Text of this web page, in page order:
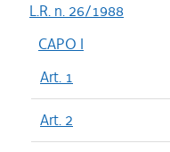
L.R. n. 26/1988
CAPO I
Art. 1
Art. 2